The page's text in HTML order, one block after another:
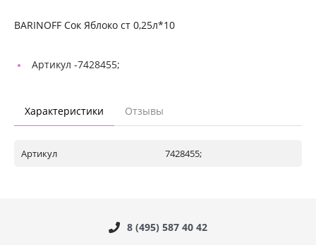
BARINOFF Сок Яблоко ст 0,25л*10
Артикул -7428455;
Характеристики Отзывы
Артикул 7428455;
8 (495) 587 40 42